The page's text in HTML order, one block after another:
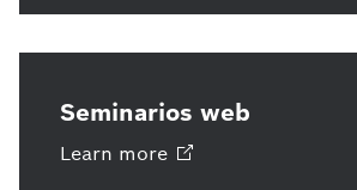
Seminarios web
Learn more